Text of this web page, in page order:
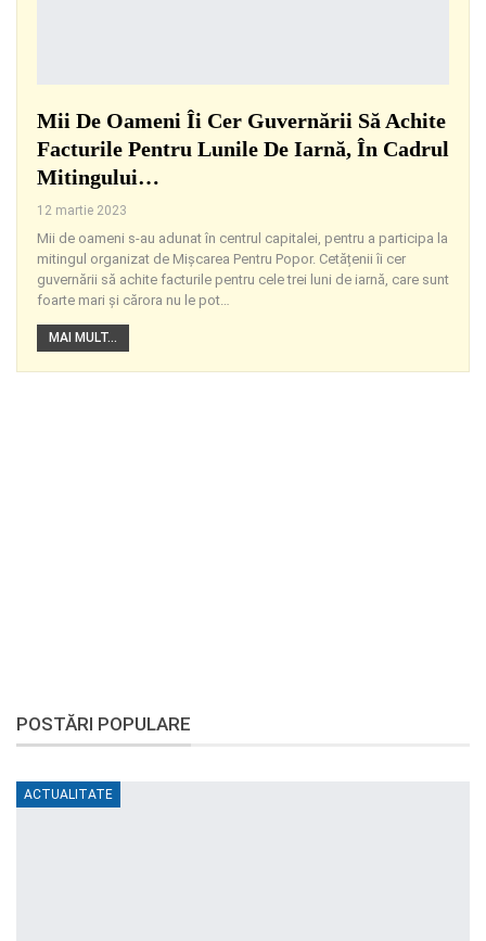
Mii De Oameni Îi Cer Guvernării Să Achite
Facturile Pentru Lunile De Iarnă, În Cadrul
Mitingului…
12 martie 2023
Mii de oameni s-au adunat în centrul capitalei, pentru a participa la
mitingul organizat de Mișcarea Pentru Popor. Cetățenii îi cer
guvernării să achite facturile pentru cele trei luni de iarnă, care sunt
foarte mari și cărora nu le pot…
MAI MULT...
POSTĂRI POPULARE
ACTUALITATE